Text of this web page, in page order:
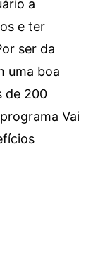
a
e ter
ser da
uma boa
de 200
Vai